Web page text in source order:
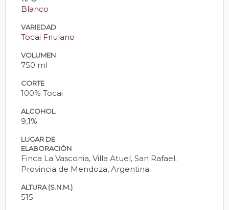
Blanco
VARIEDAD
Tocai Friulano
VOLUMEN
750 ml
CORTE
100% Tocai
ALCOHOL
9,1%
LUGAR DE
ELABORACIÓN
Finca La Vasconia, Villa Atuel, San Rafael.
Provincia de Mendoza, Argentina.
ALTURA (S.N.M.)
515